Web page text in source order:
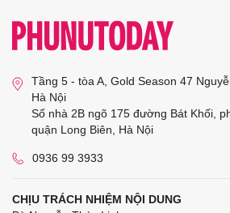
Tầng 5 - tòa A, Gold Season 47
Hà Nội
Số nhà 2B ngõ 175 đường Bát Khối,
quận Long Biên, Hà Nội
0936 99 3933
CHỊU TRÁCH NHIỆM NỘI DUNG